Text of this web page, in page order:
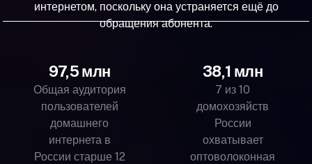
интернетом, поскольку она устраняется ещё до
обращения абонента.
97,5 млн
Общая аудитория
пользователей
домашнего
интернета в
России старше 12
38,1 млн
7 из 10
домохозяйств
России
охватывает
оптоволоконная